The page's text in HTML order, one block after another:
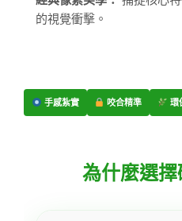
的視覺衝擊。
手感紮實 咬合精準 環
為什麼選擇